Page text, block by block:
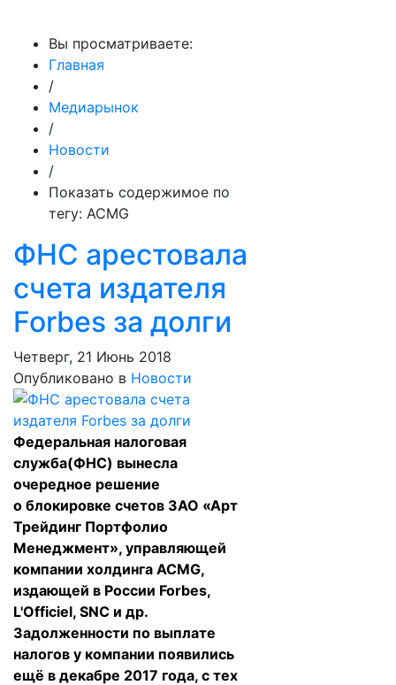
Вы просматриваете:
Главная
/
Медиарынок
/
Новости
/
Показать содержимое по
тегу: ACMG
ФНС арестовала
счета издателя
Forbes за долги
Четверг, 21 Июнь 2018
Опубликовано в Новости
Федеральная налоговая
служба(ФНС) вынесла
очередное решение
о блокировке счетов ЗАО «Арт
Трейдинг Портфолио
Менеджмент», управляющей
компании холдинга ACMG,
издающей в России Forbes,
L'Officiel, SNC и др.
Задолженности по выплате
налогов у компании появились
ещё в декабре 2017 года, с тех